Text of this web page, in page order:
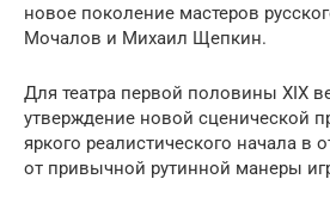
новое поколение мастеров
Мочалов и Михаил Щепкин.
Для театра первой половины XIX
утверждение новой сценической
яркого реалистического начала в
от привычной рутинной манеры